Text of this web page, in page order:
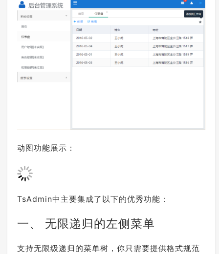
动图功能展示：
TsAdmin中主要集成了以下的优秀功能：
一、 无限递归的左侧菜单
支持无限级递归的菜单树，你只需要提供格式规范